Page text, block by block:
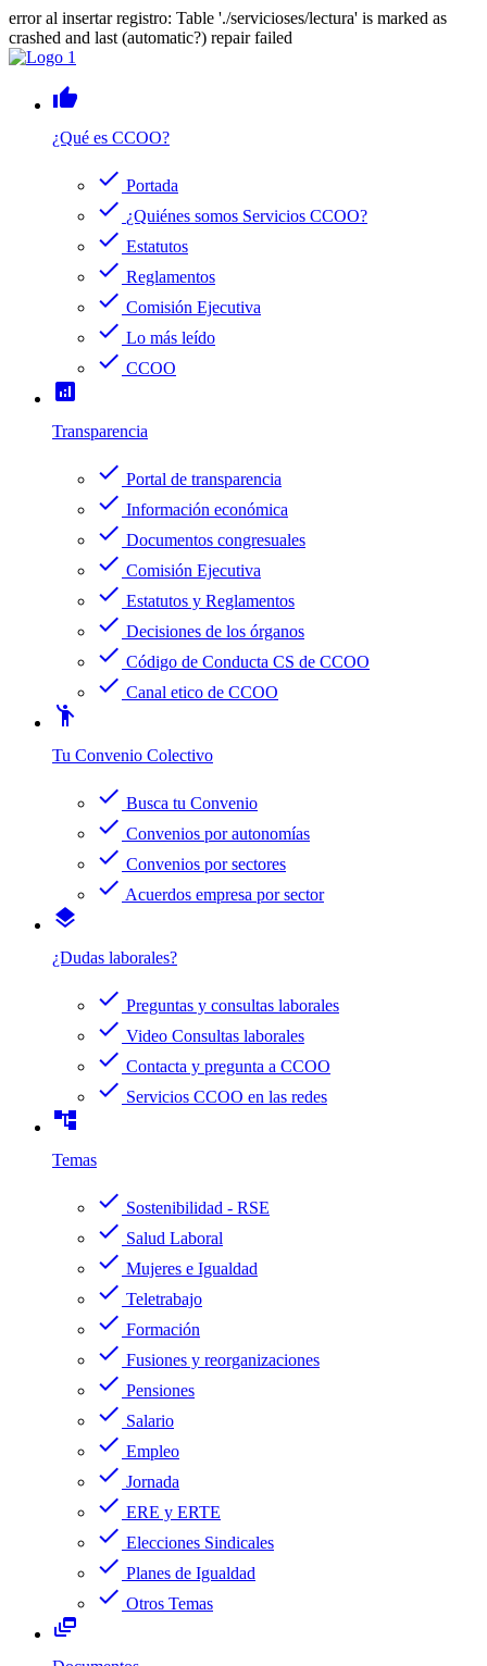
error al insertar registro: Table './servicioses/lectura' is marked as
crashed and last (automatic?) repair failed
thumb_up
¿Qué es CCOO?
check Portada
check ¿Quiénes somos Servicios CCOO?
check Estatutos
check Reglamentos
check Comisión Ejecutiva
check Lo más leído
check CCOO
analytics
Transparencia
check Portal de transparencia
check Información económica
check Documentos congresuales
check Comisión Ejecutiva
check Estatutos y Reglamentos
check Decisiones de los órganos
check Código de Conducta CS de CCOO
check Canal etico de CCOO
emoji_people
Tu Convenio Colectivo
check Busca tu Convenio
check Convenios por autonomías
check Convenios por sectores
check Acuerdos empresa por sector
layers
¿Dudas laborales?
check Preguntas y consultas laborales
check Video Consultas laborales
check Contacta y pregunta a CCOO
check Servicios CCOO en las redes
account_tree
Temas
check Sostenibilidad - RSE
check Salud Laboral
check Mujeres e Igualdad
check Teletrabajo
check Formación
check Fusiones y reorganizaciones
check Pensiones
check Salario
check Empleo
check Jornada
check ERE y ERTE
check Elecciones Sindicales
check Planes de Igualdad
check Otros Temas
dynamic_feed